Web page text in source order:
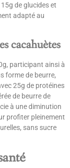
de glucides et
adapté au
cacahuètes
participant ainsi à
forme de beurre,
25g de protéines
de beurre de
à une diminution
profiter pleinement
sans sucre